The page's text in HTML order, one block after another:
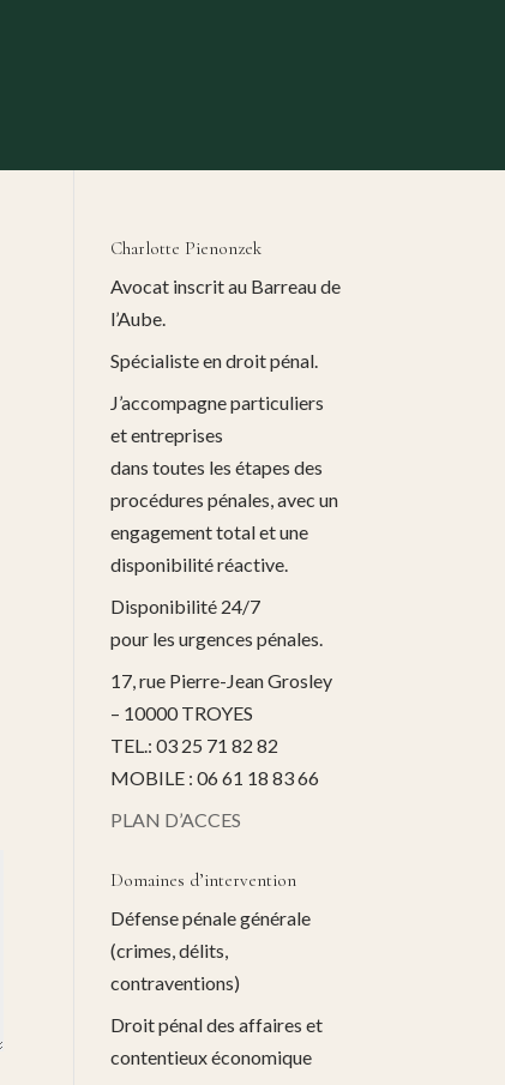
Charlotte Pienonzek
Avocat inscrit au Barreau de
l’Aube.
Spécialiste en droit pénal.
J’accompagne particuliers
et entreprises
dans toutes les étapes des
procédures pénales, avec un
engagement total et une
disponibilité réactive.
Disponibilité 24/7
pour les urgences pénales.
17, rue Pierre-Jean Grosley
– 10000 TROYES
TEL.: 03 25 71 82 82
MOBILE : 06 61 18 83 66
PLAN D’ACCES
Domaines d’intervention
Défense pénale générale
(crimes, délits,
contraventions)
Droit pénal des affaires et
contentieux économique